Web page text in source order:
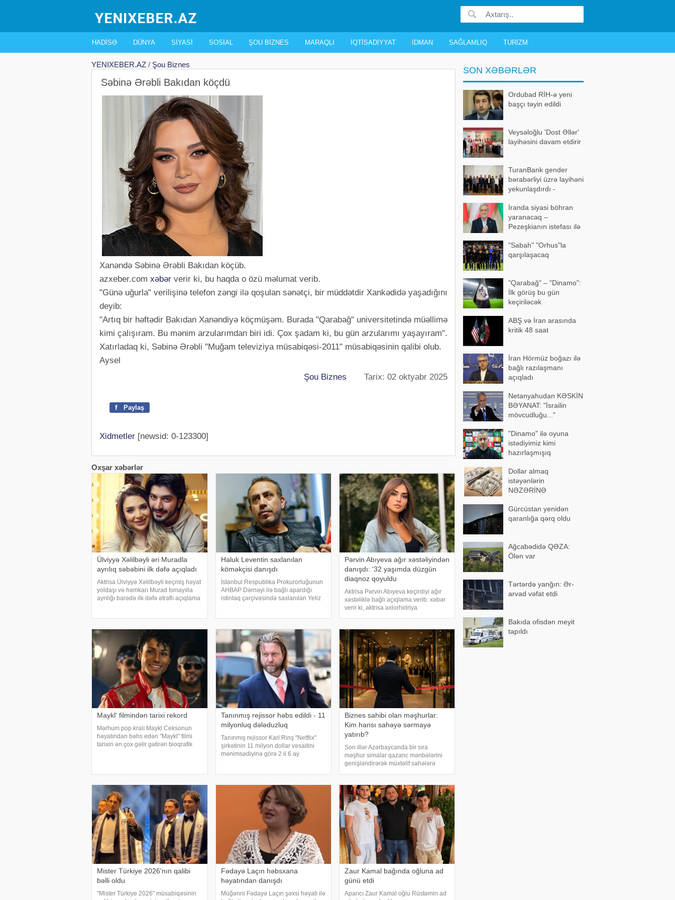
HADISƏ DÜNYA SIYASI SOSIAL ŞOU BIZNES MARAQLI İQTISADIYYAT İDMAN SAĞLAMLIQ TURIZM
YENIXEBER.AZ / Şou Biznes
Səbinə Ərəbli Bakıdan köçdü
Xanəndə Səbinə Ərəbli Bakıdan köçüb.
azxeber.com xəbər verir ki, bu haqda o özü məlumat verib.
"Günə uğurla" verilişinə telefon zəngi ilə qoşulan sənətçi, bir müddətdir Xankədidə yaşadığını
deyib:
"Artıq bir həftədir Bakıdan Xanəndiyə köçmüşəm. Burada "Qarabağ" universitetində müəllimə
kimi çalışıram. Bu mənim arzularımdan biri idi. Çox şadam ki, bu gün arzularımı yaşayıram".
Xatırladaq ki, Səbinə Ərəbli "Muğam televiziya müsabiqəsi-2011" müsabiqəsinin qalibi olub.
Aysel
Şou Biznes Tarix: 02 oktyabr 2025
f Paylaş
Xidmetler [newsid: 0-123300]
Oxşar xəbərlər
Ülviyyə Xəlilbəyli əri Muradla
ayrılıq səbəbini ilk dəfə açıqladı
Aktrisa Ülviyyə Xəlilbəyli keçmiş həyat
yoldaşı və həmkarı Murad İsmayılla
ayrılığı barədə ilk dəfə ətraflı açıqlama
Haluk Leventin saxlanılan
köməkçisi danışdı
İstanbul Respublika Prokurorluğunun
AHBAP Dərnəyi ilə bağlı apardığı
istintaq çərçivəsində saxlanılan Yeliz
köməkçis
Pərvin Abıyeva ağır xəstəliyindən
danışdı: '32 yaşımda düzgün
diaqnoz qoyuldu
Aktrisa Pərvin Abıyeva keçirdiyi ağır
xəstəliklə bağlı açıqlama verib. xəbər
verir ki, aktrisa axlorhidriya
bilmədiyini bildirib. "Bu əməliyyat
Azərbaycand
Maykl' filmindən tarixi rekord
Mərhum pop kralı Maykl Ceksonun
həyatından bəhs edən "Maykl" filmi
tarixin ən çox gəlir gətirən bioqrafik
Tanınmış rejissor həbs edildi - 11
milyonluq dələduzluq
Tanınmış rejissor Karl Rinş "Netflix"
şirkətinin 11 milyon dollar vəsaitini
mənimsədiyinə görə 2 il 6 ay
Biznes sahibi olan məşhurlar:
Kim hansı sahəyə sərmayə
yatırıb?
Son illər Azərbaycanda bir sıra
məşhur simalar qazanc mənbələrini
genişləndirərək müxtəlif sahələrə
sektorunda fəaliyyət göstərən, öz
adları il
Mister Türkiye 2026'nın qalibi
bəlli oldu
"Mister Türkiye 2026" müsabiqəsinin
Fədayə Laçın həbsxana
həyatından danışdı
Müğənni Fədayə Laçın şəxsi həyatı ilə
Zaur Kamal bağında oğluna ad
günü etdi
Aparıcı Zaur Kamal oğlu Rüstəmin ad
SON XƏBƏRLƏR
Ordubad RİH-ə yeni
başçı təyin edildi
Veysəloğlu 'Dost Əllər'
layihəsini davam etdirir
TuranBank gender
bərabərliyi üzrə layihəni
yekunlaşdırdı -
İranda siyasi böhran
yaranacaq –
Pezeşkianın istefası ilə
"Sabah" "Orhus"la
qarşılaşacaq
"Qarabağ" – "Dinamo":
İlk görüş bu gün
keçiriləcək
ABŞ və İran arasında
kritik 48 saat
İran Hörmüz boğazı ilə
bağlı razılaşmanı
açıqladı
Netanyahudan KƏSKİN
BƏYANAT: "İsrailin
mövcudluğu..."
"Dinamo" ilə oyuna
istədiyimiz kimi
hazırlaşmışıq
Dollar almaq
istəyənlərin
NƏZƏRİNƏ
Gürcüstan yenidən
qaranlığa qərq oldu
Ağcabədidə QƏZA:
Ölən var
Tərtərdə yanğın: Ər-
arvad vəfat etdi
Bakıda ofisdən meyit
tapıldı